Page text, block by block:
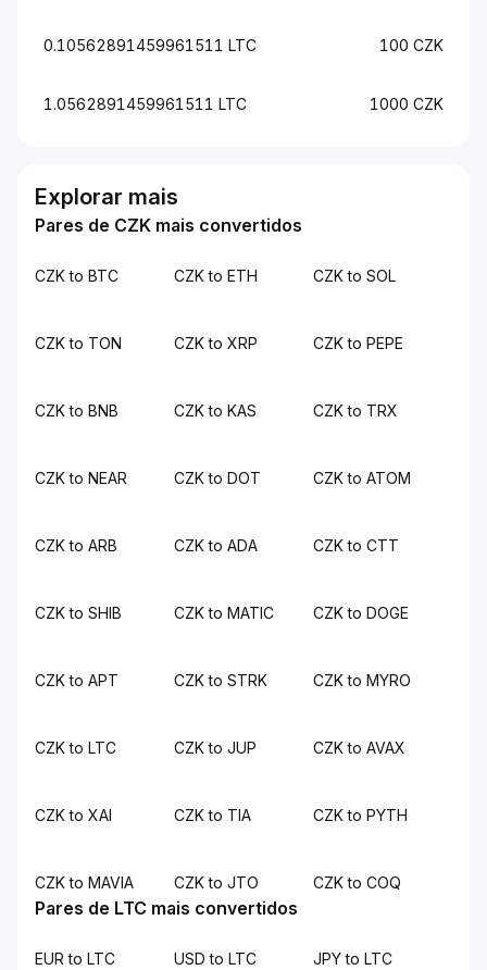
0.10562891459961511 LTC 100 CZK
1.0562891459961511 LTC 1000 CZK
Explorar mais
Pares de CZK mais convertidos
CZK to BTC CZK to ETH CZK to SOL
CZK to TON CZK to XRP CZK to PEPE
CZK to BNB CZK to KAS CZK to TRX
CZK to NEAR CZK to DOT CZK to ATOM
CZK to ARB CZK to ADA CZK to CTT
CZK to SHIB CZK to MATIC CZK to DOGE
CZK to APT CZK to STRK CZK to MYRO
CZK to LTC CZK to JUP CZK to AVAX
CZK to XAI CZK to TIA CZK to PYTH
CZK to MAVIA CZK to JTO CZK to COQ
Pares de LTC mais convertidos
EUR to LTC USD to LTC JPY to LTC